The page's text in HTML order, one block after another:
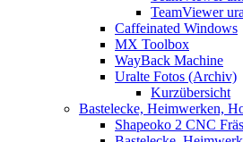
TeamViewer
Caffeinated Windows
MX Toolbox
WayBack Machine
Uralte Fotos (Archiv)
Kurzübersicht
Bastelecke, Heimwerken,
Shapeoko 2 CNC